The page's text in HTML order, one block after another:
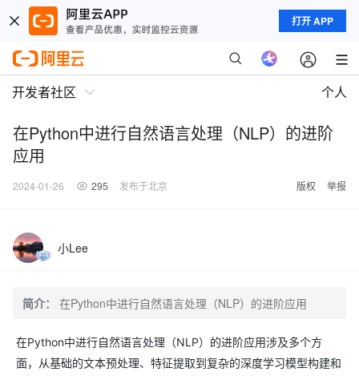
打开 APP
开发者社区 个人
在Python中进行自然语言处理（NLP）的进阶
应用
2024-01-26 295 发布于北京 版权 举报
小Lee
简介： 在Python中进行自然语言处理（NLP）的进阶应用
在Python中进行自然语言处理（NLP）的进阶应用涉及多个方
面，从基础的文本预处理、特征提取到复杂的深度学习模型构建和